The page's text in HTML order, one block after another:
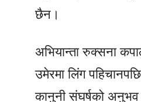
छैन।
अभियान्ता रुक्सना
उमेरमा लिंग
कानुनी संघर्षको